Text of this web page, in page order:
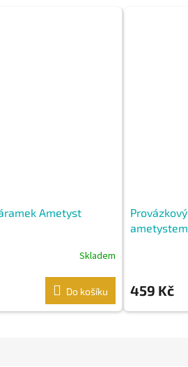
Ametyst
Skladem
Do košíku 459 Kč